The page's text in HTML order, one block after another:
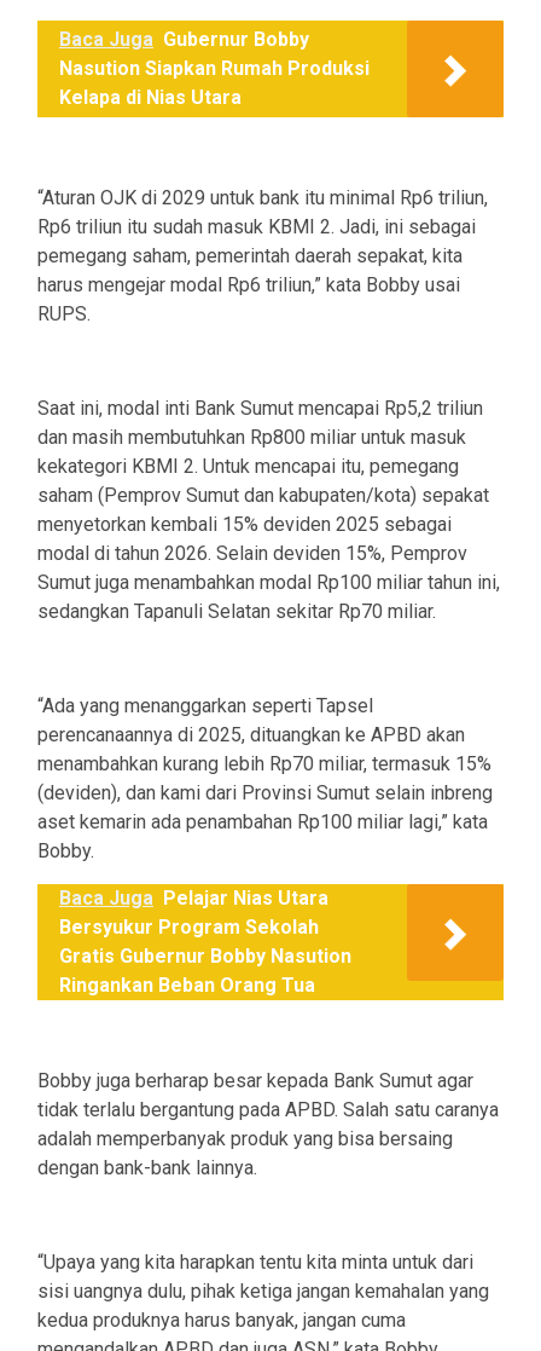
Baca Juga Gubernur Bobby
Nasution Siapkan Rumah Produksi
Kelapa di Nias Utara
“Aturan OJK di 2029 untuk bank itu minimal Rp6 triliun,
Rp6 triliun itu sudah masuk KBMI 2. Jadi, ini sebagai
pemegang saham, pemerintah daerah sepakat, kita
harus mengejar modal Rp6 triliun,” kata Bobby usai
RUPS.
Saat ini, modal inti Bank Sumut mencapai Rp5,2 triliun
dan masih membutuhkan Rp800 miliar untuk masuk
kekategori KBMI 2. Untuk mencapai itu, pemegang
saham (Pemprov Sumut dan kabupaten/kota) sepakat
menyetorkan kembali 15% deviden 2025 sebagai
modal di tahun 2026. Selain deviden 15%, Pemprov
Sumut juga menambahkan modal Rp100 miliar tahun ini,
sedangkan Tapanuli Selatan sekitar Rp70 miliar.
“Ada yang menanggarkan seperti Tapsel
perencanaannya di 2025, dituangkan ke APBD akan
menambahkan kurang lebih Rp70 miliar, termasuk 15%
(deviden), dan kami dari Provinsi Sumut selain inbreng
aset kemarin ada penambahan Rp100 miliar lagi,” kata
Bobby.
Baca Juga Pelajar Nias Utara
Bersyukur Program Sekolah
Gratis Gubernur Bobby Nasution
Ringankan Beban Orang Tua
Bobby juga berharap besar kepada Bank Sumut agar
tidak terlalu bergantung pada APBD. Salah satu caranya
adalah memperbanyak produk yang bisa bersaing
dengan bank-bank lainnya.
“Upaya yang kita harapkan tentu kita minta untuk dari
sisi uangnya dulu, pihak ketiga jangan kemahalan yang
kedua produknya harus banyak, jangan cuma